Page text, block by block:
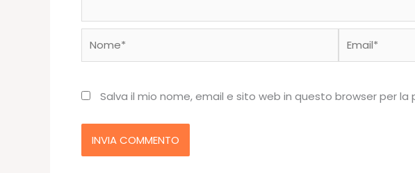
Salva il mio nome, email e sito web in questo browser per